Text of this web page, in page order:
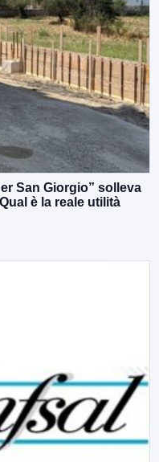
San Giorgio” solleva
è la reale utilità